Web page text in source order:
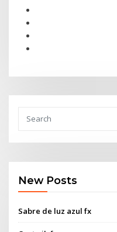
New Posts
Sabre de luz azul fx